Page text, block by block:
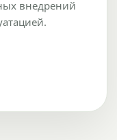
внедрений